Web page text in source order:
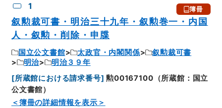
1 簿冊
叙勲裁可書・明治三十九年・叙勲巻一・内国
人・叙勲・削除・申牒
国立公文書館 太政官・内閣関係
叙勲裁可書
明治
明治３９年
[所蔵館における請求番号] 勲00167100（所蔵館：国立
公文書館）
＜簿冊の詳細情報を表示＞